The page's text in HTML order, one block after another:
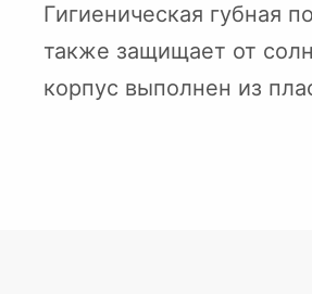
Гигиеническая губная
также защищает от
корпус выполнен из